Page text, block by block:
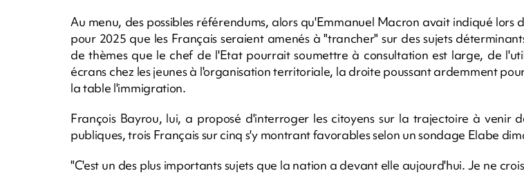
Au menu, des possibles référendums, alors qu'Emmanuel Macron avait indiqué lors
pour 2025 que les Français seraient amenés à "trancher" sur des sujets
de thèmes que le chef de l'Etat pourrait soumettre à consultation est large, de
écrans chez les jeunes à l'organisation territoriale, la droite poussant ardemment
la table l'immigration.
François Bayrou, lui, a proposé d'interroger les citoyens sur la trajectoire à venir
publiques, trois Français sur cinq s'y montrant favorables selon un sondage Elabe
"C'est un des plus importants sujets que la nation a devant elle aujourd'hui. Je ne